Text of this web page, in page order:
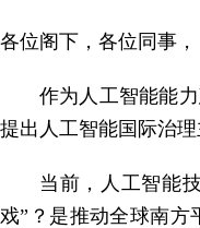
各位阁下，各位同事，
作为人工智能能
提出人工智能国际治
当前，人工智能
戏”？是推动全球南方